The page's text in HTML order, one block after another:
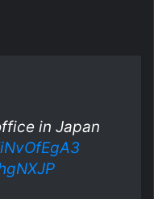
in Japan